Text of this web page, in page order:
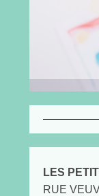
LES
RUE